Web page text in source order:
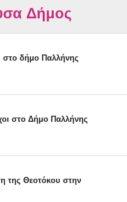
Δήμος
στο δήμο Παλλήνης
στο Δήμο Παλλήνης
της Θεοτόκου στην